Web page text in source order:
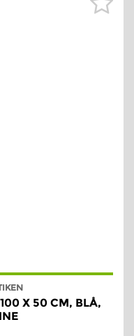
X 50 CM, BLÅ,